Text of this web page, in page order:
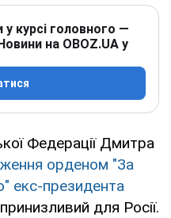
курсі головного —
на OBOZ.UA у
Федерації Дмитра
орденом "За
екс-президента
для Росії.